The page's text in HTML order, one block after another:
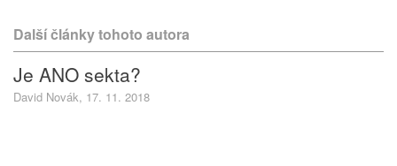
Další články tohoto autora
Je ANO sekta?
David Novák, 17. 11. 2018